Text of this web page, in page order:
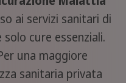
ai servizi sanitari di
cure essenziali.
una maggiore
sanitaria privata